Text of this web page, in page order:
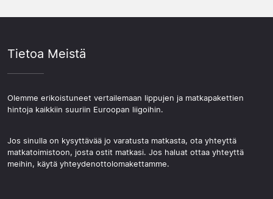
Tietoa Meistä
Olemme erikoistuneet vertailemaan lippujen ja matkapakettien
hintoja kaikkiin suuriin Euroopan liigoihin.
Jos sinulla on kysyttävää jo varatusta matkasta, ota yhteyttä
matkatoimistoon, josta ostit matkasi. Jos haluat ottaa yhteyttä
meihin, käytä yhteydenottolomakettamme.